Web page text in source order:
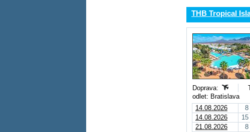
THB Tropical
Doprava:
odlet: Bratislava
14.08.2026
8
14.08.2026
21.08.2026
8